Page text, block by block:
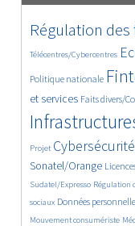
4627/5537
Régulation
362/5537
Télécentres/Cybercentres
3726/5537
1856/5537
Politique nationale
5151/5537
672/5537
2431/5537
et services
1594/5537 Faits divers/
837/5537
5537/5537
1823/5537
198/5537
247/5537
Projet
3536/5537
2293/5537
Sonatel/Orange
1611/5537
297/5537
Sudatel/Expresso
1015/5537 Régulation
1510/5537
1089/5537
sociaux
1664/5537
Données
146/5537
620/5537
Mouvement consumériste
366/5537
703/5537
1747/5537